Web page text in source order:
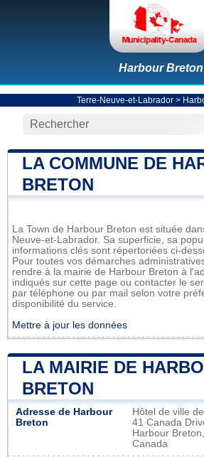
Harbour Breton
Terre-Neuve-et-Labrador>
LA COMMUNE DE
BRETON
La Town de Harbour Breton est située
Neuve-et-Labrador. Sa superficie, sa
informations clés sont répertoriées ci-
Pour toutes vos démarches
rendre à la mairie de Harbour Breton à
indiqués sur cette page ou contacter le
par téléphone ou par mail selon votre
disponibilité du service.
Mettre à jour les données
LA MAIRIE DE
BRETON
Adresse de Harbour
Breton
Hôtel de ville
41 Canada
Harbour
Canada